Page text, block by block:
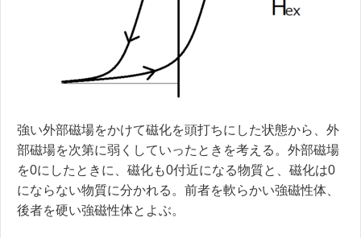
強い外部磁場をかけて磁化を頭打ちにした状態から、外
部磁場を次第に弱くしていったときを考える。外部磁場
を0にしたときに、磁化も0付近になる物質と、磁化は0
にならない物質に分かれる。前者を軟らかい強磁性体、
後者を硬い強磁性体とよぶ。